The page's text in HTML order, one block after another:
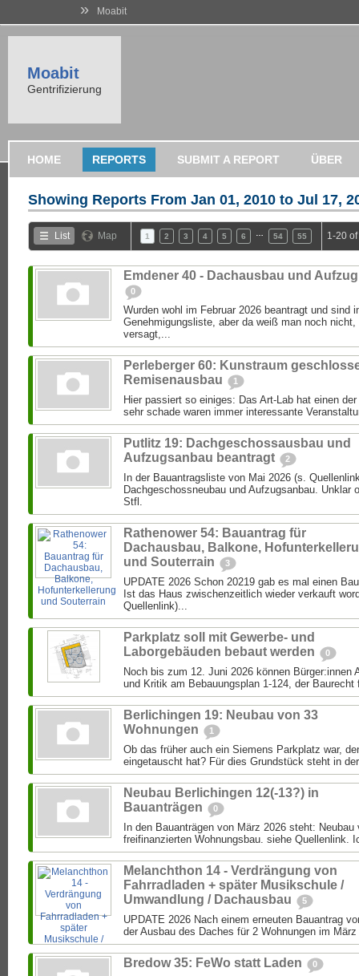
» Moabit
Moabit
Gentrifizierung
HOME REPORTS SUBMIT A REPORT ÜBER
Showing Reports From Jan 01, 2010 to Jul 17,
List Map 1 2 3 4 5 6 54 55 1-20
Emdener 40 - Dachausbau und Aufzug
0
Wurden wohl im Februar 2026 beantragt und sind
Genehmigungsliste, aber da weiß man noch nicht,
versagt,...
Perleberger 60: Kunstraum
Remisenausbau
1
Hier passiert so einiges: Das Art-Lab hat einen
sehr schade waren immer interessante
Putlitz 19: Dachgeschossausbau und
Aufzugsanbau beantragt
2
In der Bauantragsliste von Mai 2026 (s.
Dachgeschossneubau und Aufzugsanbau. Unklar
Stfl.
Rathenower 54: Bauantrag für
Dachausbau, Balkone,
und Souterrain
3
UPDATE 2026 Schon 20219 gab es mal einen
Ist das Haus zwischenzeitlich wieder verkauft
Quellenlink)...
Parkplatz soll mit Gewerbe- und
Laborgebäuden bebaut werden
0
Noch bis zum 12. Juni 2026 können Bürger:innen
und Kritik am Bebauungsplan 1-124, der Baurecht
Berlichingen 19: Neubau von 33
Wohnungen
1
Ob das früher auch ein Siemens Parkplatz war,
eingetauscht hat? Für dies Grundstück steht in
Neubau Berlichingen 12(-13?) in
Bauanträgen
0
In den Bauanträgen von März 2026 steht: Neubau
freifinanzierten Wohnungsbau. siehe Quellenlink.
Melanchthon 14 - Verdrängung von
Fahrradladen + später Musikschule /
Umwandlung / Dachausbau
5
UPDATE 2026 Nach einem erneuten Bauantrag
der Ausbau des Daches für 2 Wohnungen im
Bredow 35: FeWo statt Laden 0